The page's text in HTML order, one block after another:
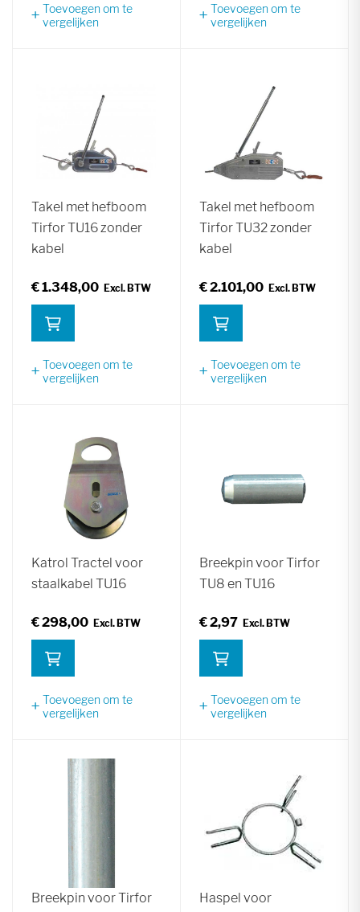
Toevoegen om te
vergelijken
Toevoegen om te
vergelijken
Takel met hefboom
Tirfor TU16 zonder
kabel
€ 1.348,00
Toevoegen om te
vergelijken
Takel met hefboom
Tirfor TU32 zonder
kabel
€ 2.101,00
Toevoegen om te
vergelijken
Katrol Tractel voor
staalkabel TU16
€ 298,00
Toevoegen om te
vergelijken
Breekpin voor Tirfor
TU8 en TU16
€ 2,97
Toevoegen om te
vergelijken
Breekpin voor Tirfor
Haspel voor